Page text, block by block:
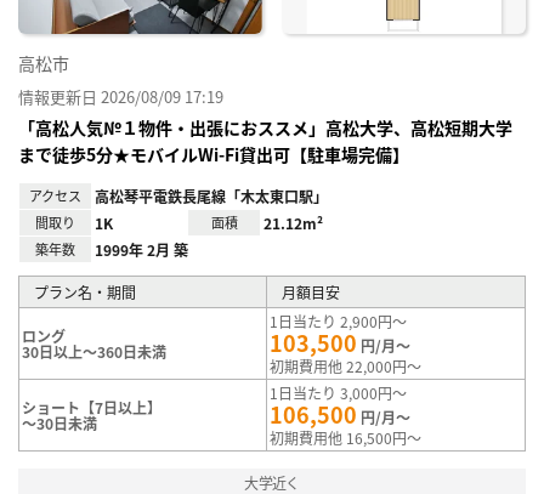
高松市
情報更新日 2026/08/09 17:19
「高松人気№１物件・出張におススメ」高松大学、高松短期大学
まで徒歩5分★モバイルWi-Fi貸出可【駐車場完備】
アクセス 高松琴平電鉄長尾線「木太東口駅」
間取り 1K 面積 21.12m²
築年数 1999年 2月 築
プラン名・期間 月額目安
ロング
30日以上～360日未満
1日当たり 2,900円～
103,500 円/月～
初期費用他 22,000円～
ショート【7日以上】
～30日未満
1日当たり 3,000円～
106,500 円/月～
初期費用他 16,500円～
大学近く